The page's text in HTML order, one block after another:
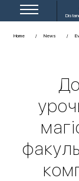
Home News